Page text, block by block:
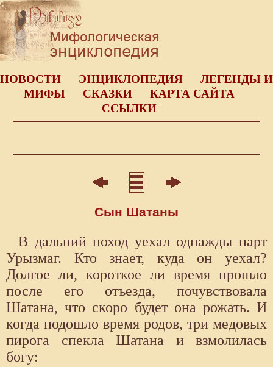
НОВОСТИ ЭНЦИКЛОПЕДИЯ
ЛЕГЕНДЫ И
МИФЫ
СКАЗКИ
КАРТА САЙТА
ССЫЛКИ
Сын Шатаны
В дальний поход уехал однажды нарт
Урызмаг. Кто знает, куда он уехал?
Долгое ли, короткое ли время прошло
после его отъезда, почувствовала
Шатана, что скоро будет она рожать. И
когда подошло время родов, три медовых
пирога спекла Шатана и взмолилась
богу: